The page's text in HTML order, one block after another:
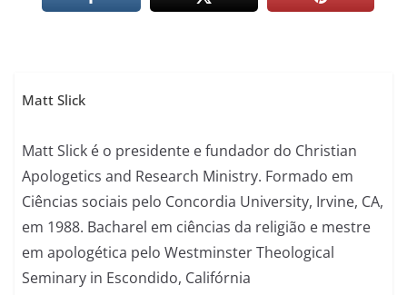
Matt Slick
Matt Slick é o presidente e fundador do Christian
Apologetics and Research Ministry. Formado em
Ciências sociais pelo Concordia University, Irvine, CA,
em 1988. Bacharel em ciências da religião e mestre
em apologética pelo Westminster Theological
Seminary in Escondido, Califórnia